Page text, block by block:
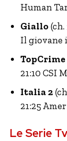
Human
Giallo
Il giovane
TopCrime
21:10 CSI
Italia 2
21:25
Le Serie